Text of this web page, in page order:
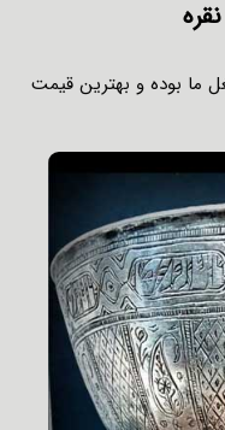
ما بوده و بهترین قیمت